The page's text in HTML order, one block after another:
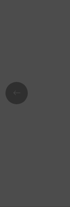
Previous